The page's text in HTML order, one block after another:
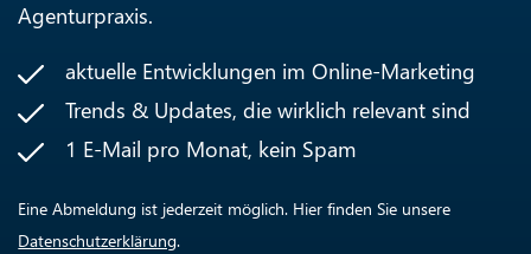
Agenturpraxis.
aktuelle Entwicklungen im Online-Marketing
Trends & Updates, die wirklich relevant sind
1 E-Mail pro Monat, kein Spam
Eine Abmeldung ist jederzeit möglich. Hier finden Sie unsere
Datenschutzerklärung.